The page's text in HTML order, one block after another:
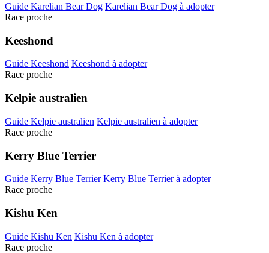
Guide Karelian Bear Dog Karelian Bear Dog à adopter
Race proche
Keeshond
Guide Keeshond Keeshond à adopter
Race proche
Kelpie australien
Guide Kelpie australien Kelpie australien à adopter
Race proche
Kerry Blue Terrier
Guide Kerry Blue Terrier Kerry Blue Terrier à adopter
Race proche
Kishu Ken
Guide Kishu Ken Kishu Ken à adopter
Race proche